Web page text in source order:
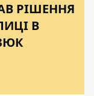
РІШЕННЯ
В